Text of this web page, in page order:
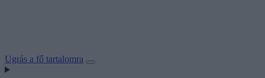
Ugrás a fő tartalomra